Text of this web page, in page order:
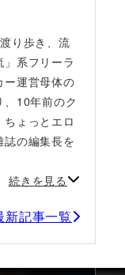
り歩き、流
系フリーラ
ー運営母体の
、10年前のク
ちょっとエロ
の編集長を
続きを見る
記事一覧